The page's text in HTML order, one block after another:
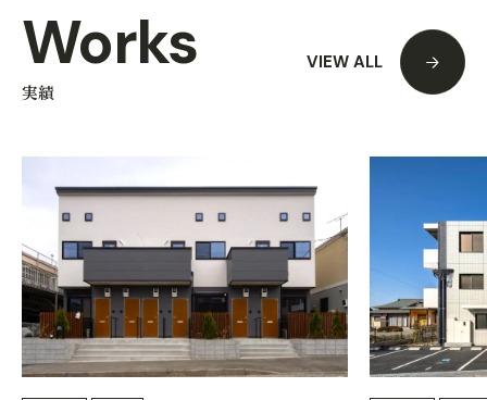
実績
Works VIEW ALL